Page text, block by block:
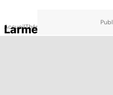
AccueilThématiques
Larme